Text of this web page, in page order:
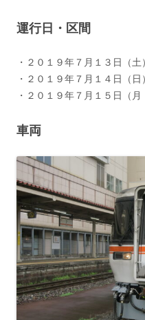
運行日・区間
・２０１９年７月１３日（
・２０１９年７月１４日（
・２０１９年７月１５日（
車両